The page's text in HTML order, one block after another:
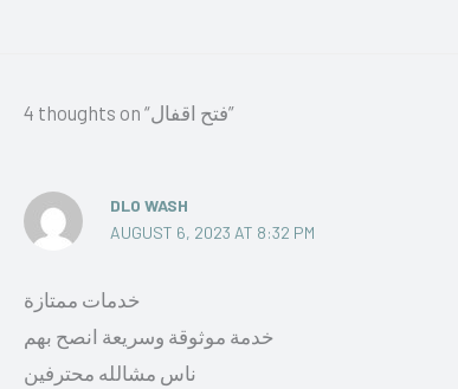
4 thoughts on “فتح اقفال”
DLO WASH
AUGUST 6, 2023 AT 8:32 PM
خدمات ممتازة
خدمة موثوقة وسريعة انصح بهم
ناس مشالله محترفين